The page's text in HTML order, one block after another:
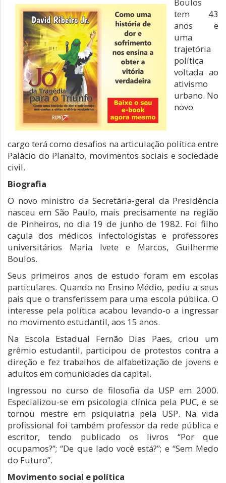
Boulos
tem 43
anos e
uma
trajetória
política
voltada ao
ativismo
urbano. No
novo
cargo terá como desafios na articulação política entre
Palácio do Planalto, movimentos sociais e sociedade
civil.
Biografia
O novo ministro da Secretária-geral da Presidência
nasceu em São Paulo, mais precisamente na região
de Pinheiros, no dia 19 de junho de 1982. Foi filho
caçula dos médicos infectologistas e professores
universitários Maria Ivete e Marcos, Guilherme
Boulos.
Seus primeiros anos de estudo foram em escolas
particulares. Quando no Ensino Médio, pediu a seus
pais que o transferissem para uma escola pública. O
interesse pela política acabou levando-o a ingressar
no movimento estudantil, aos 15 anos.
Na Escola Estadual Fernão Dias Paes, criou um
grêmio estudantil, participou de protestos contra a
direção e fez trabalhos de alfabetização de jovens e
adultos em comunidades da capital.
Ingressou no curso de filosofia da USP em 2000.
Especializou-se em psicologia clínica pela PUC, e se
tornou mestre em psiquiatria pela USP. Na vida
profissional foi também professor da rede pública e
escritor, tendo publicado os livros “Por que
ocupamos?”; “De que lado você está?”; e “Sem Medo
do Futuro”.
Movimento social e política